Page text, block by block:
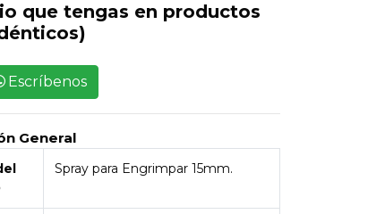
que tengas en productos
Escríbenos
General
Spray para Engrimpar 15mm.